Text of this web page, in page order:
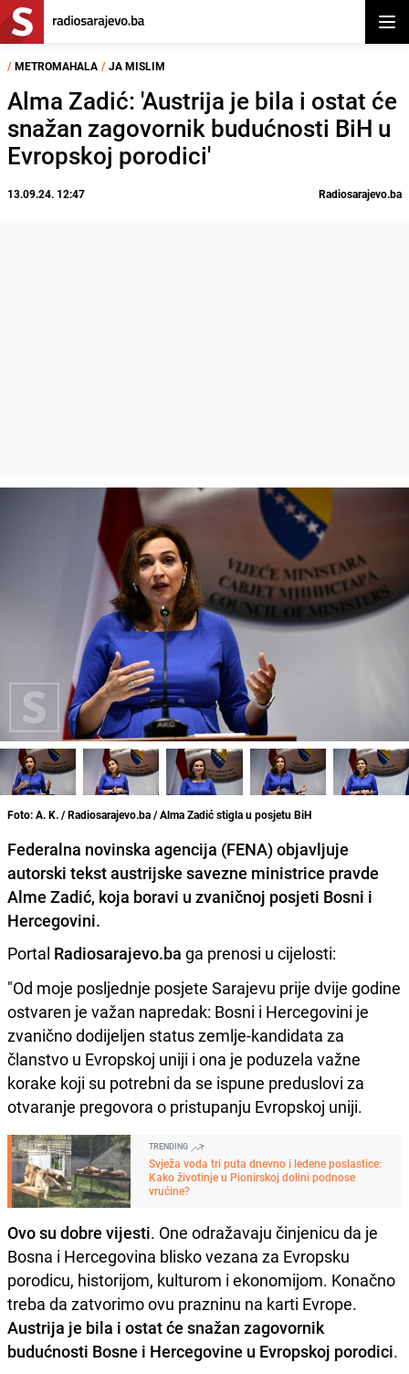
/ METROMAHALA / JA MISLIM
Alma Zadić: 'Austrija je bila i ostat će
snažan zagovornik budućnosti BiH u
Evropskoj porodici'
13.09.24. 12:47 Radiosarajevo.ba
Foto: A. K. / Radiosarajevo.ba / Alma Zadić stigla u posjetu BiH
Federalna novinska agencija (FENA) objavljuje
autorski tekst austrijske savezne ministrice pravde
Alme Zadić, koja boravi u zvaničnoj posjeti Bosni i
Hercegovini.
Portal Radiosarajevo.ba ga prenosi u cijelosti:
"Od moje posljednje posjete Sarajevu prije dvije godine
ostvaren je važan napredak: Bosni i Hercegovini je
zvanično dodijeljen status zemlje-kandidata za
članstvo u Evropskoj uniji i ona je poduzela važne
korake koji su potrebni da se ispune preduslovi za
otvaranje pregovora o pristupanju Evropskoj uniji.
TRENDING
Svježa voda tri puta dnevno i ledene poslastice:
Kako životinje u Pionirskoj dolini podnose
vrućine?
Ovo su dobre vijesti. One odražavaju činjenicu da je
Bosna i Hercegovina blisko vezana za Evropsku
porodicu, historijom, kulturom i ekonomijom. Konačno
treba da zatvorimo ovu prazninu na karti Evrope.
Austrija je bila i ostat će snažan zagovornik
budućnosti Bosne i Hercegovine u Evropskoj porodici.